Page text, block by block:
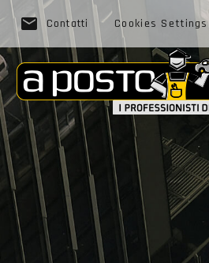
Contatti Cookies Settings